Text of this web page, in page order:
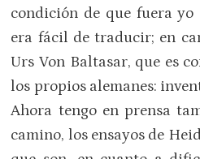
condición de que fuera
era fácil de traducir; en
Urs Von Baltasar, que es
los propios alemanes:
Ahora tengo en prensa
camino, los ensayos de